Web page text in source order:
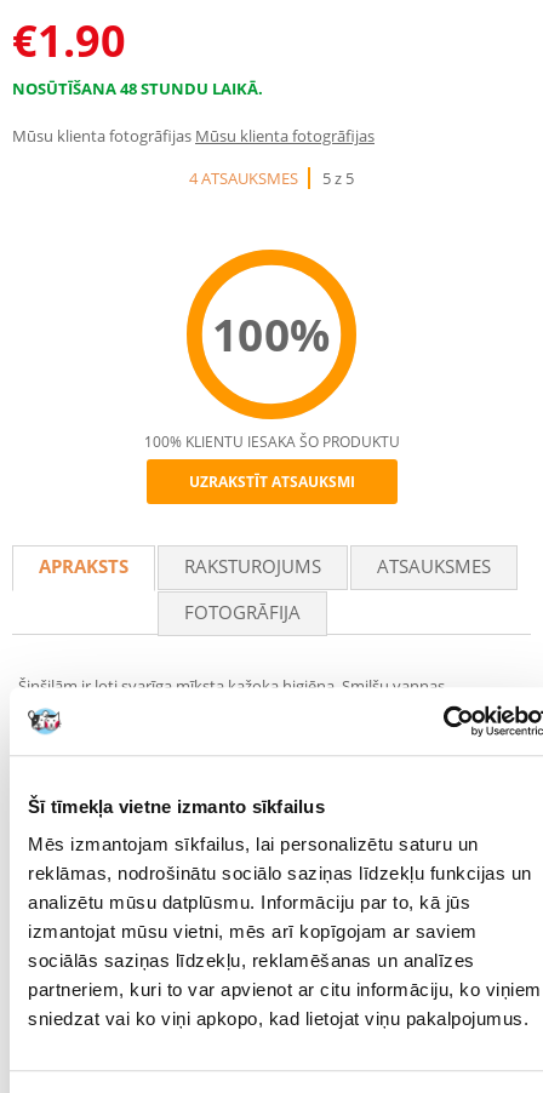
Šī tīmekļa vietne izmanto sīkfailus
Mēs izmantojam sīkfailus, lai personalizētu saturu un
reklāmas, nodrošinātu sociālo saziņas līdzekļu funkcijas un
analizētu mūsu datplūsmu. Informāciju par to, kā jūs
izmantojat mūsu vietni, mēs arī kopīgojam ar saviem
sociālās saziņas līdzekļu, reklamēšanas un analīzes
partneriem, kuri to var apvienot ar citu informāciju, ko viņiem
sniedzat vai ko viņi apkopo, kad lietojat viņu pakalpojumus.
€1.90
NOSŪTĪŠANA 48 STUNDU LAIKĀ.
Mūsu klienta fotogrāfijas Mūsu klienta fotogrāfijas
4 ATSAUKSMES
5 z 5
100%
Recommend
100% KLIENTU IESAKA ŠO PRODUKTU
UZRAKSTĪT ATSAUKSMI
APRAKSTS RAKSTUROJUMS
ATSAUKSMES
FOTOGRĀFIJA
Šinšilām ir ļoti svarīga mīksta kažoka higiēna. Smilšu vannas
nodrošina, ka šo grauzēju biezais kažoks paliek tīrs, veselīgs un skaists.
Smilšu vannas nodrošina, ka kažoks nekļūst blāvs un nesalūst. Smiltis
absorbē arī mitrumu, netīrumus un taukus no kažokādas.
Vitapol smiltis tiek termiski apstrādātas 100C temperatūrā, lai
iznīcinātu baktērijas.
Svars : 5,1 kg
Lietošana: 2-3 reizes nedēļā.
Sastāvs : smiltis
Parametri